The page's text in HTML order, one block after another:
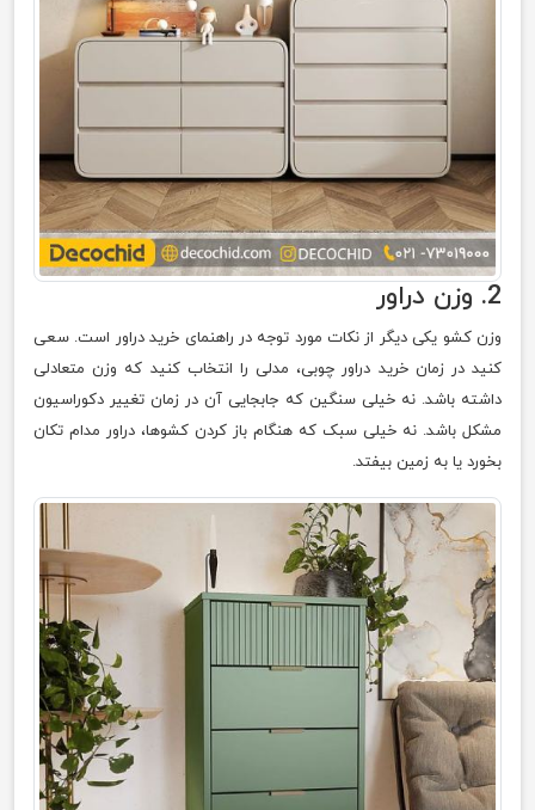
2. وزن دراور
وزن کشو یکی دیگر از نکات مورد توجه در راهنمای خرید دراور است. سعی
کنید در زمان خرید دراور چوبی، مدلی را انتخاب کنید که وزن متعادلی
داشته باشد. نه خیلی سنگین که جابجایی آن در زمان تغییر دکوراسیون
مشکل باشد. نه خیلی سبک که هنگام باز کردن کشوها، دراور مدام تکان
بخورد یا به زمین بیفتد.